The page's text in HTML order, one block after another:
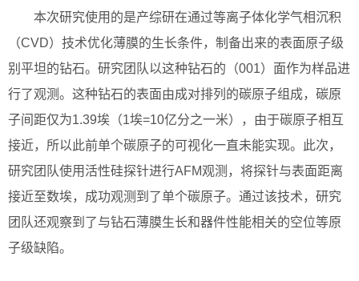
本次研究使用的是产综研在通过等离子体化学气相沉积
（CVD）技术优化薄膜的生长条件，制备出来的表面原子级
别平坦的钻石。研究团队以这种钻石的（001）面作为样品进
行了观测。这种钻石的表面由成对排列的碳原子组成，碳原
子间距仅为1.39埃（1埃=10亿分之一米），由于碳原子相互
接近，所以此前单个碳原子的可视化一直未能实现。此次，
研究团队使用活性硅探针进行AFM观测，将探针与表面距离
接近至数埃，成功观测到了单个碳原子。通过该技术，研究
团队还观察到了与钻石薄膜生长和器件性能相关的空位等原
子级缺陷。